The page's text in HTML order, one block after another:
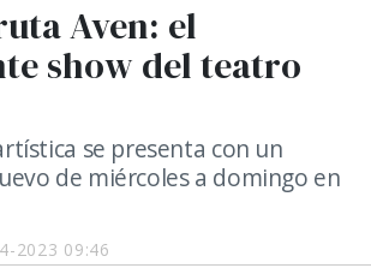
2023 09:46
Aven: el
show del teatro
se presenta con un
de miércoles a domingo en